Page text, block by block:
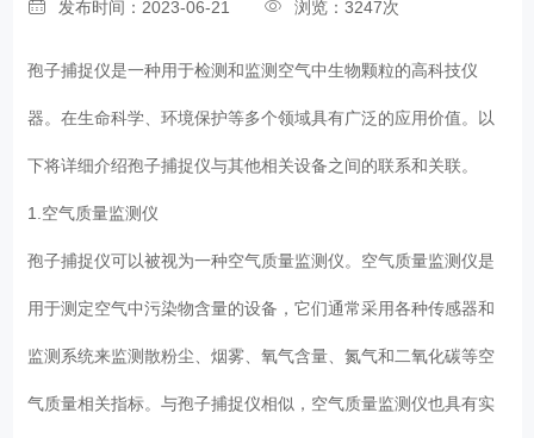
发布时间：2023-06-21 浏览：3247次
孢子捕捉仪是一种用于检测和监测空气中生物颗粒的高科技仪
器。在生命科学、环境保护等多个领域具有广泛的应用价值。以
下将详细介绍孢子捕捉仪与其他相关设备之间的联系和关联。
1.空气质量监测仪
孢子捕捉仪可以被视为一种空气质量监测仪。空气质量监测仪是
用于测定空气中污染物含量的设备，它们通常采用各种传感器和
监测系统来监测散粉尘、烟雾、氧气含量、氮气和二氧化碳等空
气质量相关指标。与孢子捕捉仪相似，空气质量监测仪也具有实